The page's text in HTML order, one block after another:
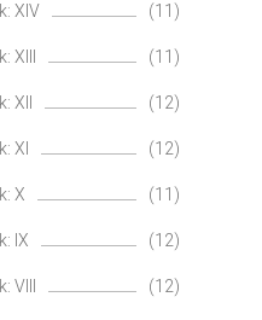
XIV (11)
XIII (11)
XII (12)
XI (12)
X (11)
IX (12)
VIII (12)